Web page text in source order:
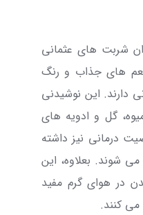
شربت های عثمانی
های جذاب و رنگ
دارند. این نوشیدنی
گل و ادویه های
درمانی نیز داشته
شوند. بعلاوه، این
در هوای گرم مفید
کنند.